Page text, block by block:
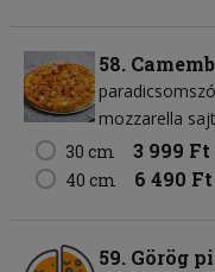
58.
mozzarella sajt
30 cm
3 999 Ft
40 cm 6 490 Ft
59. Görög